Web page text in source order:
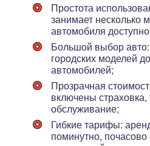
Простота
занимает несколько
автомобиля
Большой выбор авто
городских моделей
автомобилей;
Прозрачная
включены страховка,
обслуживание;
Гибкие тарифы:
поминутно,